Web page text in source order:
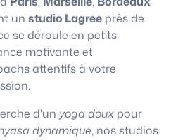
un studio Lagree près de
se déroule en petits
motivante et
attentifs à votre
d'un yoga doux pour
dynamique, nos studios